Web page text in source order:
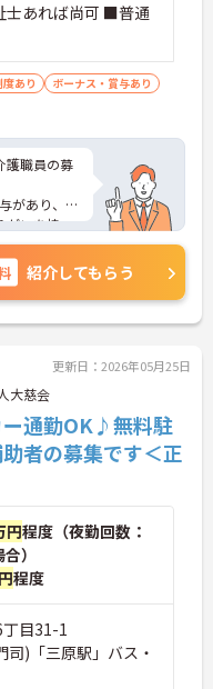
あれば尚可 ■普通
あり
ボーナス・賞与あり
護職員の募
があり、あ
がいを持っ
もあり、
います♪
ますので、
紹介してもらう
更新日：2026年05月25日
大慈会
ー通勤OK♪無料駐
者の募集です＜正
円程度（夜勤回数：
）
程度
目31-1
司)「三原駅」バス・